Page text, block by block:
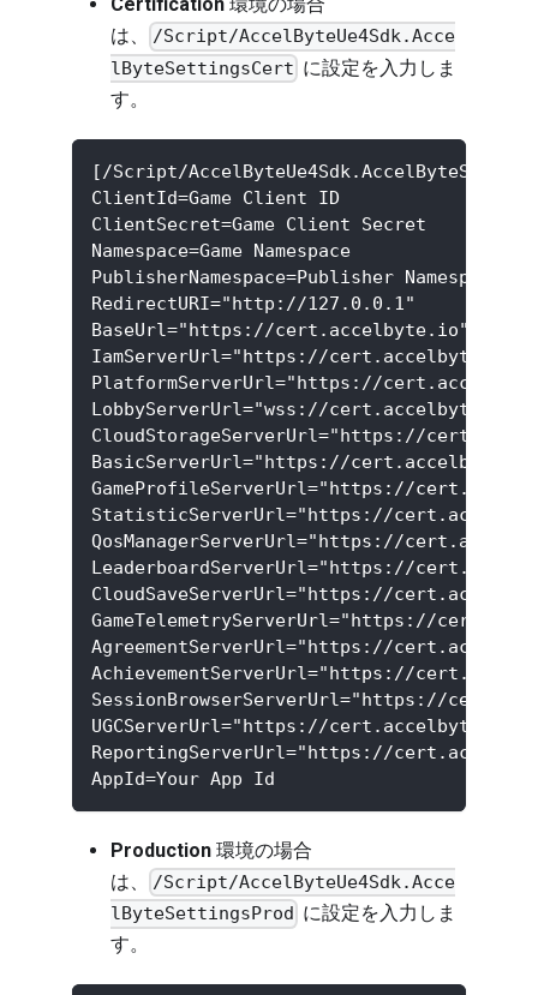
は、
/Script/AccelByteUe4Sdk.Acce
lByteSettingsCert に設定を入力しま
す。
[/Script/
ClientId=Game Client ID
ClientSecret=Game Client Secret
Namespace=Game Namespace
PublisherNamespace=Publisher Namespace
RedirectURI="http://127.0.0.1"
BaseUrl="https://cert.accelbyte.io"
IamServerUrl="https://cert.accelbyte.io/
PlatformServerUrl="https://
LobbyServerUrl="wss://cert.accelbyte.io/
CloudStorageServerUrl="https://
BasicServerUrl="https://
GameProfileServerUrl="https://
StatisticServerUrl="https://
QosManagerServerUrl="https://
LeaderboardServerUrl="https://
CloudSaveServerUrl="https://
GameTelemetryServerUrl="https://
AgreementServerUrl="https://
AchievementServerUrl="https://
SessionBrowserServerUrl="https://
UGCServerUrl="https://cert.accelbyte.io/
ReportingServerUrl="https://
AppId=Your App Id
Production 環境の場合
は、
/Script/AccelByteUe4Sdk.Acce
lByteSettingsProd に設定を入力しま
す。